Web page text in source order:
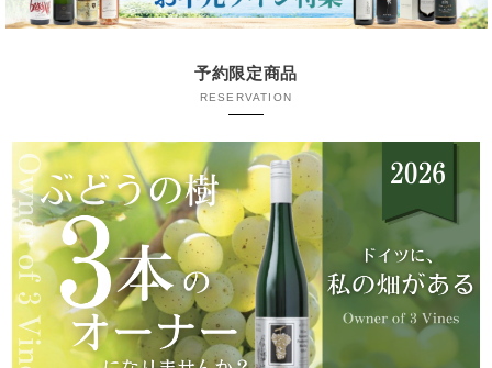
予約限定商品
RESERVATION